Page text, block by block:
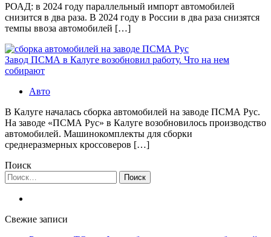
РОАД: в 2024 году параллельный импорт автомобилей
снизится в два раза. В 2024 году в России в два раза снизятся
темпы ввоза автомобилей […]
Завод ПСМА в Калуге возобновил работу. Что на нем
собирают
Авто
В Калуге началась сборка автомобилей на заводе ПСМА Рус.
На заводе «ПСМА Рус» в Калуге возобновилось производство
автомобилей. Машинокомплекты для сборки
среднеразмерных кроссоверов […]
Поиск
Найти:
Свежие записи